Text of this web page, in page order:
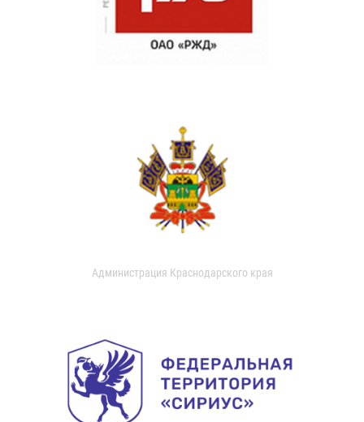
Администрация Краснодарского края